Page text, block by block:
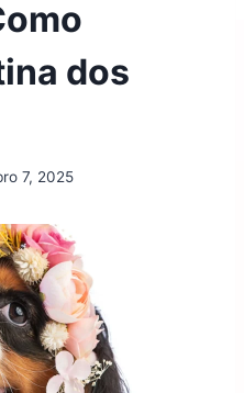
dos
7, 2025